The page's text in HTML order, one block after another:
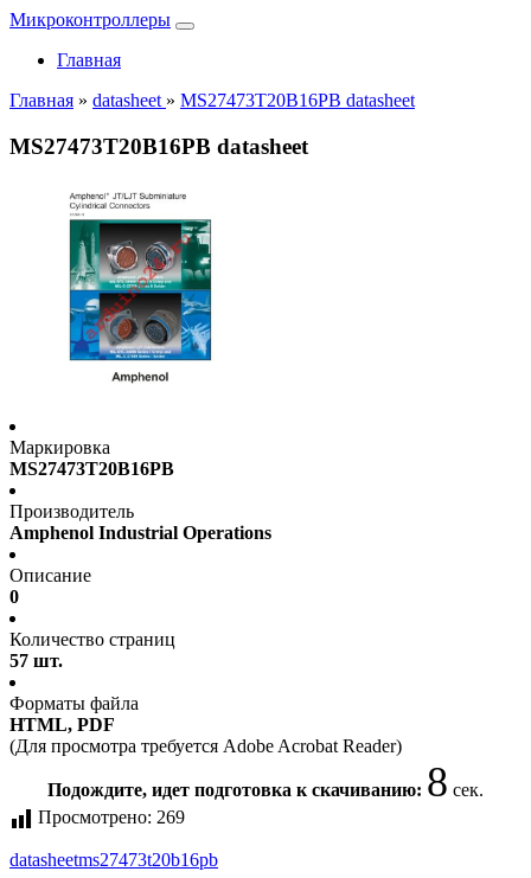
Микроконтроллеры
Главная
Главная » datasheet » MS27473T20B16PB datasheet
MS27473T20B16PB datasheet
Маркировка
MS27473T20B16PB
Производитель
Amphenol Industrial Operations
Описание
0
Количество страниц
57 шт.
Форматы файла
HTML, PDF
(Для просмотра требуется Adobe Acrobat Reader)
Подождите, идет подготовка к скачиванию: 8 сек.
Просмотрено: 269
datasheetms27473t20b16pb